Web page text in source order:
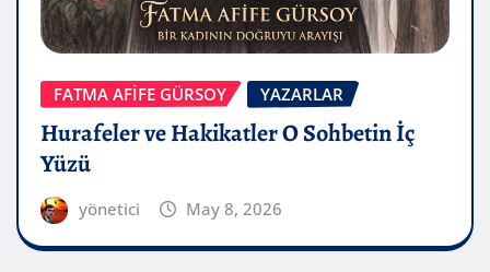
FATMA AFİFE GÜRSOY YAZARLAR
Hurafeler ve Hakikatler O Sohbetin İç
Yüzü
yönetici May 8, 2026